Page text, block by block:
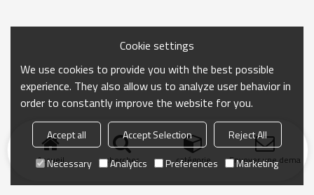
Accueil chercher catégorie Envoyer une
Cookie settings
We use cookies to provide you with the best possible
experience. They also allow us to analyze user behavior in
order to constantly improve the website for you.
Accept all Accept Selection
Reject All
Necessary
Analytics Preferences Marketing